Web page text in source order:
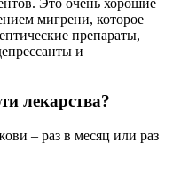
мигрени, которое
препараты,
и
лекарства?
– раз в месяц или раз